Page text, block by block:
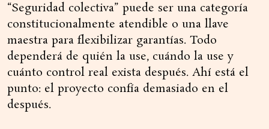
“Seguridad colectiva” puede ser una categoría
constitucionalmente atendible o una llave
maestra para flexibilizar garantías. Todo
dependerá de quién la use, cuándo la use y
cuánto control real exista después. Ahí está el
punto: el proyecto confía demasiado en el
después.